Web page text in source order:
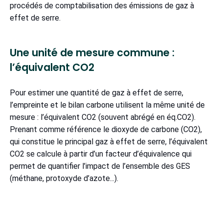
procédés de comptabilisation des émissions de gaz à
effet de serre.
Une unité de mesure commune :
l’équivalent CO2
Pour estimer une quantité de gaz à effet de serre,
l’empreinte et le bilan carbone utilisent la même unité de
mesure : l’équivalent CO2 (souvent abrégé en éq.CO2).
Prenant comme référence le dioxyde de carbone (CO2),
qui constitue le principal gaz à effet de serre, l’équivalent
CO2 se calcule à partir d’un facteur d’équivalence qui
permet de quantifier l’impact de l’ensemble des GES
(méthane, protoxyde d’azote...).